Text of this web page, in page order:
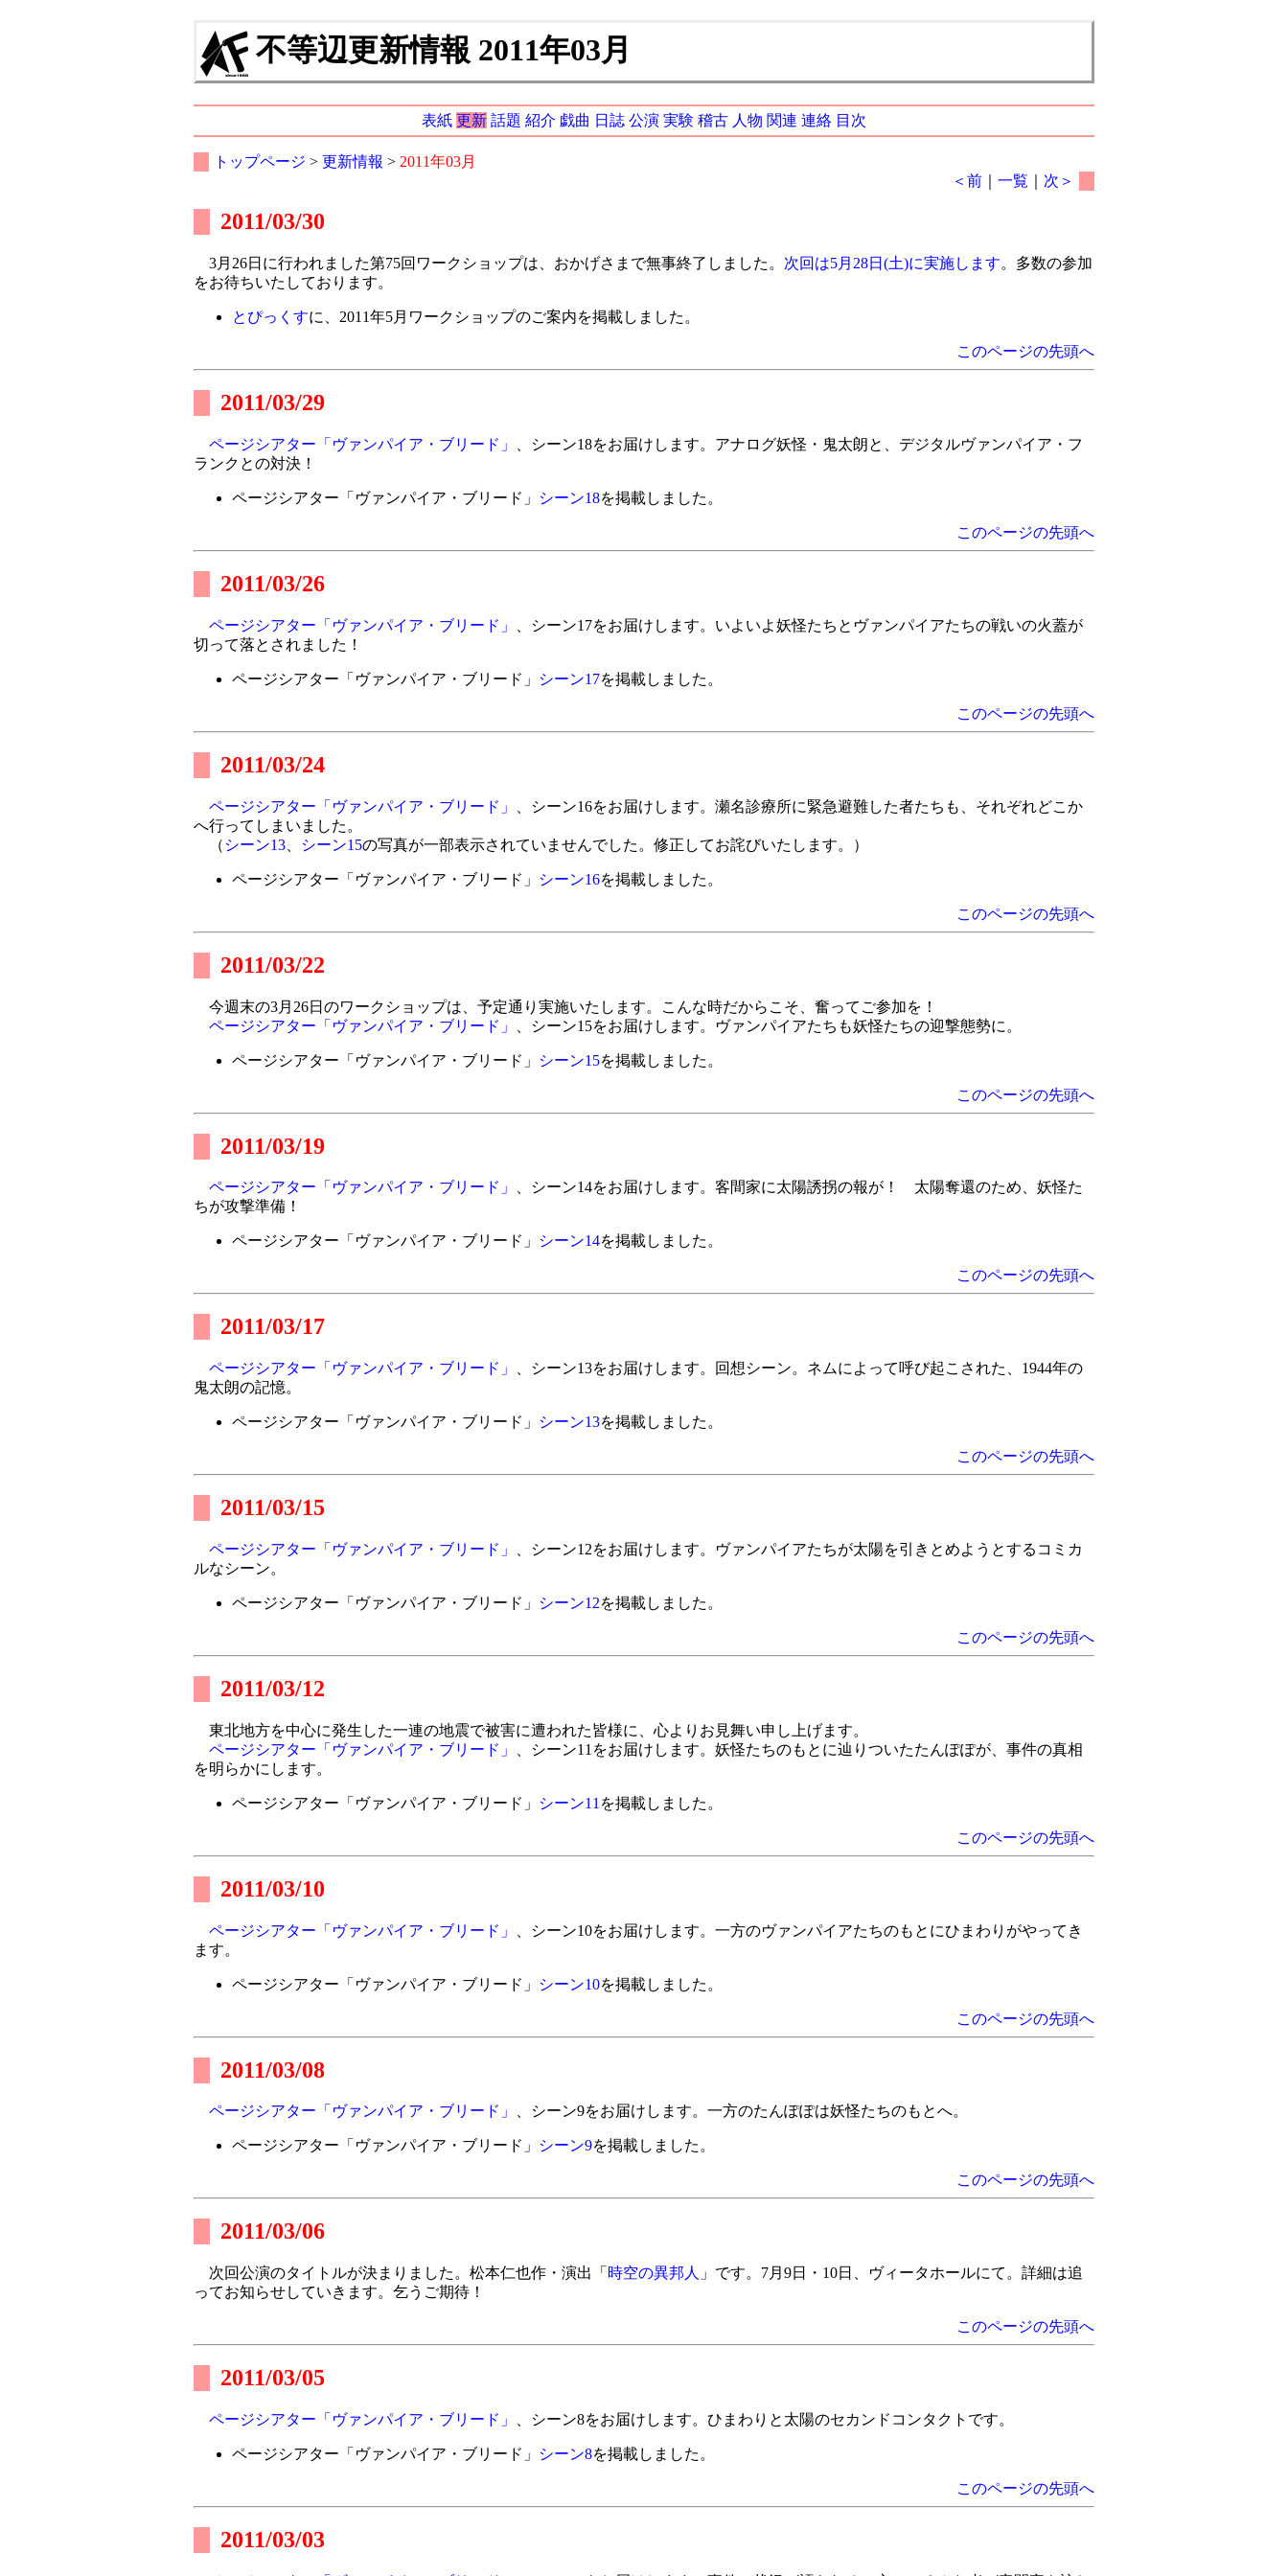
不等辺更新情報 2011年03月
表紙 更新 話題 紹介 戯曲 日誌 公演 実験 稽古 人物 関連 連絡 目次
トップページ > 更新情報 > 2011年03月
＜前 ｜一覧 次＞
2011/03/30
3月26日に行われました第75回ワークショップは、おかげさまで無事終了しました。 次回は5月28日(土)に実施します。多数の参加
をお待ちいたしております。
とぴっくすに、2011年5月ワークショップのご案内を掲載しました。
このページの先頭へ
2011/03/29
ページシアター「ヴァンパイア・ブリード」
、シーン18をお届けします。アナログ妖怪・鬼太朗と、デジタルヴァンパイア・フ
ランクとの対決！
ページシアター「ヴァンパイア・ブリード」 シーン18を掲載しました。
このページの先頭へ
2011/03/26
ページシアター「ヴァンパイア・ブリード」
、シーン17をお届けします。いよいよ妖怪たちとヴァンパイアたちの戦いの火蓋が
切って落とされました！
ページシアター「ヴァンパイア・ブリード」 シーン17を掲載しました。
このページの先頭へ
2011/03/24
ページシアター「ヴァンパイア・ブリード」
、シーン16をお届けします。瀬名診療所に緊急避難した者たちも、それぞれどこか
へ行ってしまいました。
（ シーン13、 シーン15の写真が一部表示されていませんでした。修正してお詫びいたします。）
ページシアター「ヴァンパイア・ブリード」 シーン16を掲載しました。
このページの先頭へ
2011/03/22
今週末の3月26日のワークショップは、予定通り実施いたします。こんな時だからこそ、奮ってご参加を！
ページシアター「ヴァンパイア・ブリード」
、シーン15をお届けします。ヴァンパイアたちも妖怪たちの迎撃態勢に。
ページシアター「ヴァンパイア・ブリード」 シーン15を掲載しました。
このページの先頭へ
2011/03/19
ページシアター「ヴァンパイア・ブリード」
、シーン14をお届けします。客間家に太陽誘拐の報が！ 太陽奪還のため、妖怪た
ちが攻撃準備！
ページシアター「ヴァンパイア・ブリード」 シーン14を掲載しました。
このページの先頭へ
2011/03/17
ページシアター「ヴァンパイア・ブリード」
、シーン13をお届けします。回想シーン。ネムによって呼び起こされた、1944年の
鬼太朗の記憶。
ページシアター「ヴァンパイア・ブリード」 シーン13を掲載しました。
このページの先頭へ
2011/03/15
ページシアター「ヴァンパイア・ブリード」
、シーン12をお届けします。ヴァンパイアたちが太陽を引きとめようとするコミカ
ルなシーン。
ページシアター「ヴァンパイア・ブリード」 シーン12を掲載しました。
このページの先頭へ
2011/03/12
東北地方を中心に発生した一連の地震で被害に遭われた皆様に、心よりお見舞い申し上げます。
ページシアター「ヴァンパイア・ブリード」
、シーン11をお届けします。妖怪たちのもとに辿りついたたんぽぽが、事件の真相
を明らかにします。
ページシアター「ヴァンパイア・ブリード」 シーン11 を掲載しました。
このページの先頭へ
2011/03/10
ページシアター「ヴァンパイア・ブリード」
、シーン10をお届けします。一方のヴァンパイアたちのもとにひまわりがやってき
ます。
ページシアター「ヴァンパイア・ブリード」 シーン10を掲載しました。
このページの先頭へ
2011/03/08
ページシアター「ヴァンパイア・ブリード」 、シーン9をお届けします。一方のたんぽぽは妖怪たちのもとへ。
ページシアター「ヴァンパイア・ブリード」 シーン9を掲載しました。
このページの先頭へ
2011/03/06
次回公演のタイトルが決まりました。松本仁也作・演出「 時空の異邦人 」です。7月9日・10日、ヴィータホールにて。詳細は追
ってお知らせしていきます。乞うご期待！
このページの先頭へ
2011/03/05
ページシアター「ヴァンパイア・ブリード」 、シーン8をお届けします。ひまわりと太陽のセカンドコンタクトです。
ページシアター「ヴァンパイア・ブリード」 シーン8を掲載しました。
このページの先頭へ
2011/03/03